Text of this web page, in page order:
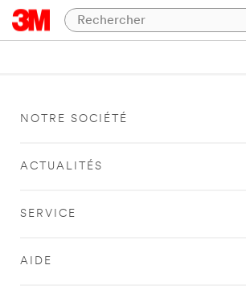
NOTRE SOCIÉTÉ
ACTUALITÉS
SERVICE
AIDE